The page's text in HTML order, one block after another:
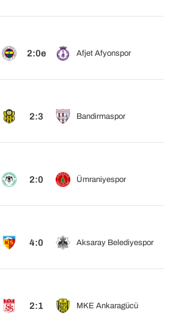
2:0e Afjet Afyonspor
2:3 Bandirmaspor
2:0 Ümraniyespor
4:0 Aksaray Belediyespor
2:1 MKE Ankaragücü